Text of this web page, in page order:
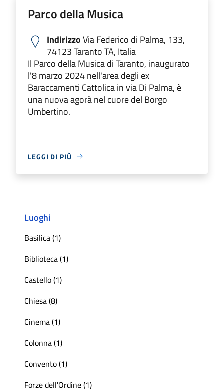
Parco della Musica
IndirizzoVia Federico di Palma, 133,
74123 Taranto TA, Italia
Il Parco della Musica di Taranto, inaugurato
l'8 marzo 2024 nell'area degli ex
Baraccamenti Cattolica in via Di Palma, è
una nuova agorà nel cuore del Borgo
Umbertino.
LEGGI DI PIÙ
Luoghi
Basilica (1)
Biblioteca (1)
Castello (1)
Chiesa (8)
Cinema (1)
Colonna (1)
Convento (1)
Forze dell'Ordine (1)